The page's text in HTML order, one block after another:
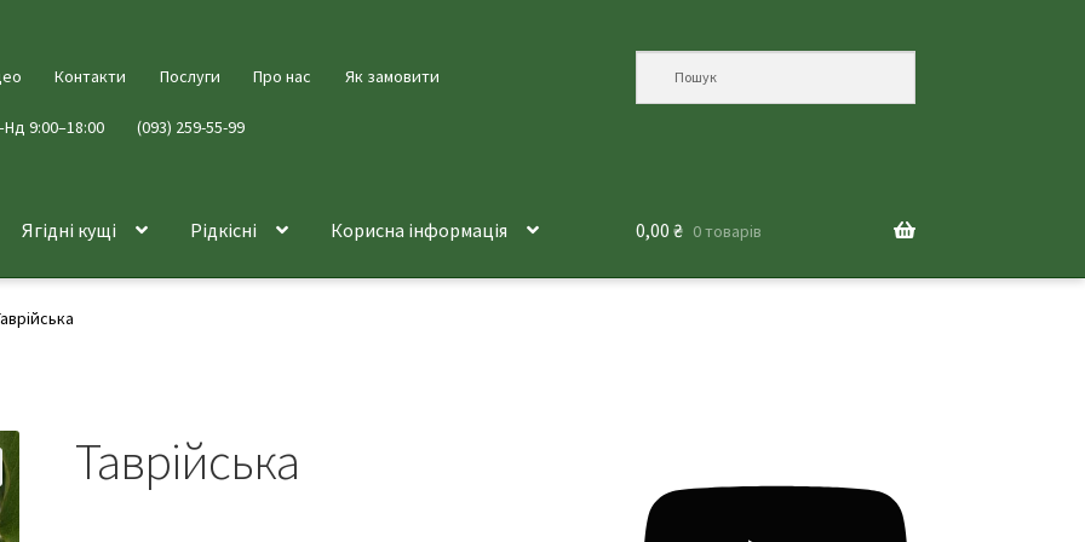
Контакти Послуги Про нас Як замовити
9:00–18:00 (093) 259-55-99
Ягідні кущі Рідкісні Корисна інформація 0,00 ₴ 0 товарів
Таврійська